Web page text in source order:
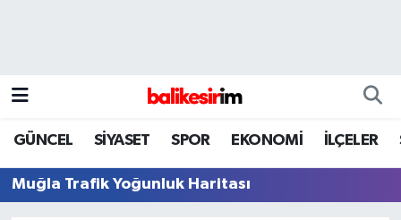
GÜNCEL SİYASET SPOR EKONOMİ İLÇELER
Muğla Trafik Yoğunluk Haritası